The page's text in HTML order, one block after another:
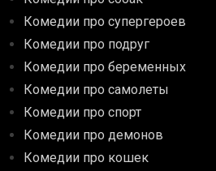
Комедии про супергероев
Комедии про подруг
Комедии про беременных
Комедии про самолеты
Комедии про спорт
Комедии про демонов
Комедии про кошек